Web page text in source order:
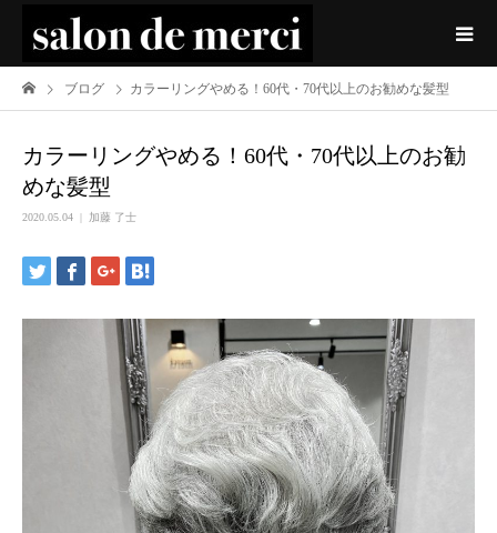
ブログ カラーリングやめる！60代・70代以上のお勧めな髪型
カラーリングやめる！60代・70代以上のお勧
めな髪型
2020.05.04 加藤 了士